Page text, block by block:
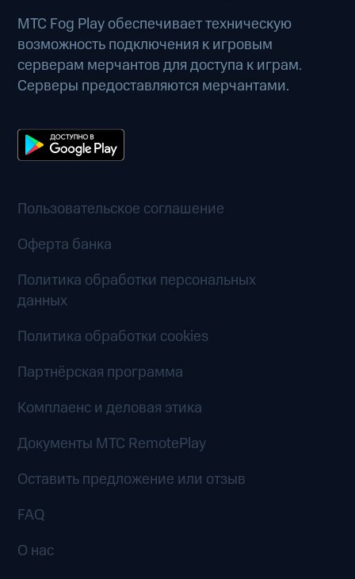
МТС Fog Play обеспечивает техническую
возможность подключения к игровым
серверам мерчантов для доступа к играм.
Серверы предоставляются мерчантами.
Пользовательское соглашение
Оферта банка
Политика обработки персональных
данных
Политика обработки cookies
Партнёрская программа
Комплаенс и деловая этика
Документы MTC RemotePlay
Оставить предложение или отзыв
FAQ
О нас